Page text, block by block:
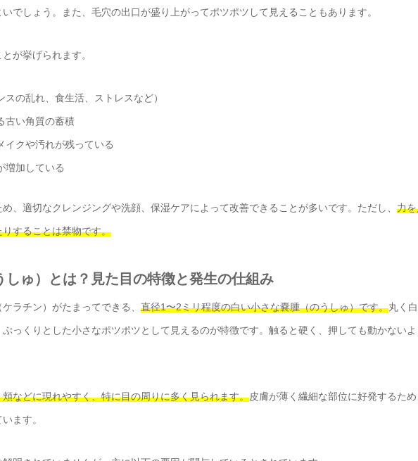
でしょう。また、毛穴の出口が盛り上がってポツポツして見えることもあります。
が挙げられます。
の乱れ、食生活、ストレスなど）
古い角質の蓄積
イクや汚れが残っている
増加している
、適切なクレンジングや洗顔、保湿ケアによって改善できることが多いです。ただし、 力
することは禁物です。
しゅ）とは？見た目の特徴と発生の仕組み
ラチン）がたまってできる、 直径1〜2ミリ程度の白い小さな嚢腫（のうしゅ）です。丸く
っくりとした小さなポツポツとして見えるのが特徴です。触ると硬く、押しても動かない
などに現れやすく、特に目の周りに多く見られます。皮膚が薄く繊細な部位に好発するた
ます。